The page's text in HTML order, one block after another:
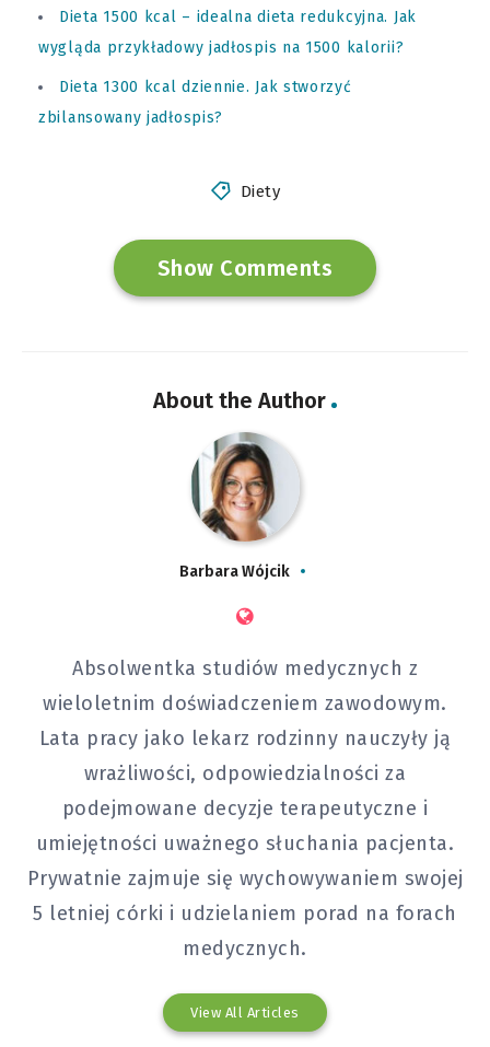
Dieta 1500 kcal – idealna dieta redukcyjna. Jak
wygląda przykładowy jadłospis na 1500 kalorii?
Dieta 1300 kcal dziennie. Jak stworzyć
zbilansowany jadłospis?
Diety
Show Comments
About the Author
Barbara Wójcik
Absolwentka studiów medycznych z
wieloletnim doświadczeniem zawodowym.
Lata pracy jako lekarz rodzinny nauczyły ją
wrażliwości, odpowiedzialności za
podejmowane decyzje terapeutyczne i
umiejętności uważnego słuchania pacjenta.
Prywatnie zajmuje się wychowywaniem swojej
5 letniej córki i udzielaniem porad na forach
medycznych.
View All Articles